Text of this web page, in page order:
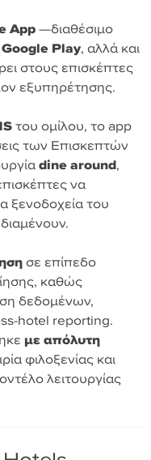
App—διαθέσιμο
Google Play, αλλά και
στους επισκέπτες
εξυπηρέτησης.
του ομίλου, το app
των Επισκεπτών
dine around,
να
ξενοδοχεία του
σε επίπεδο
καθώς
δεδομένων,
hotel reporting.
με απόλυτη
φιλοξενίας και
λειτουργίας